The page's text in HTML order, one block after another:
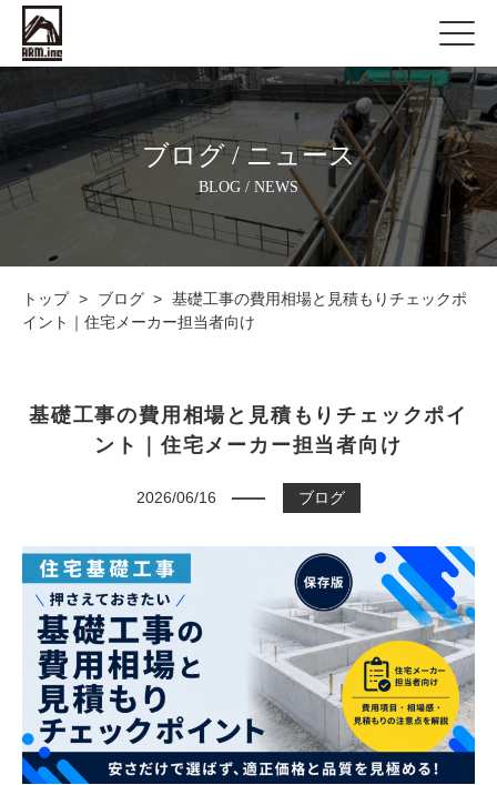
ブログ / ニュース
BLOG / NEWS
トップ > ブログ > 基礎工事の費用相場と見積もりチェックポ
イント｜住宅メーカー担当者向け
基礎工事の費用相場と見積もりチェックポイ
ント｜住宅メーカー担当者向け
2026/06/16 ブログ